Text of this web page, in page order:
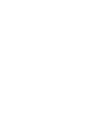
コアチュ
オンライン